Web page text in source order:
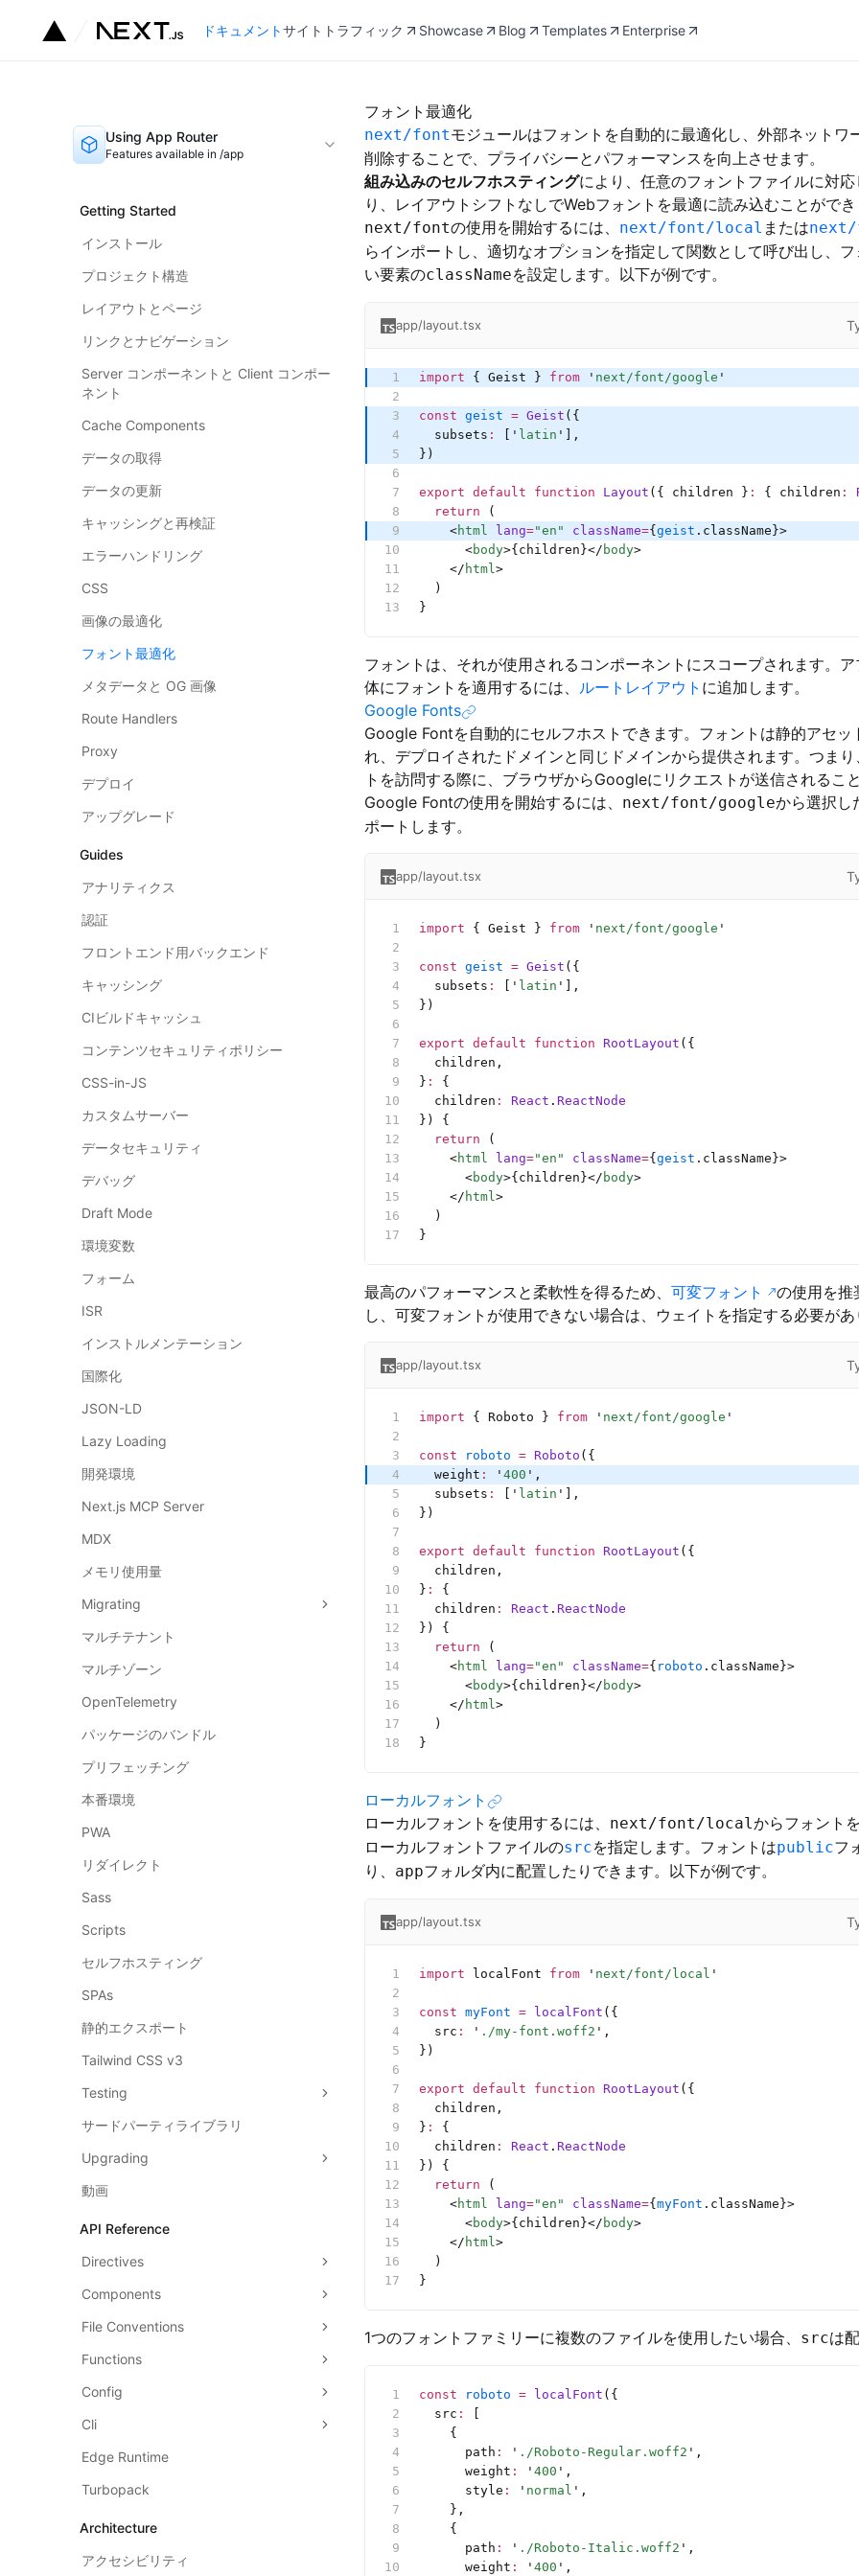
ドキュメントサイトトラフィック Showcase Blog Templates Enterprise
Using App Router
Features available in /app
Getting Started
インストール
プロジェクト構造
レイアウトとページ
リンクとナビゲーション
Server コンポーネントと Client コンポー
ネント
Cache Components
データの取得
データの更新
キャッシングと再検証
エラーハンドリング
CSS
画像の最適化
フォント最適化
メタデータと OG 画像
Route Handlers
Proxy
デプロイ
アップグレード
Guides
アナリティクス
認証
フロントエンド用バックエンド
キャッシング
CIビルドキャッシュ
コンテンツセキュリティポリシー
CSS-in-JS
カスタムサーバー
データセキュリティ
デバッグ
Draft Mode
環境変数
フォーム
ISR
インストルメンテーション
国際化
JSON-LD
Lazy Loading
開発環境
Next.js MCP Server
MDX
メモリ使用量
Migrating
マルチテナント
マルチゾーン
OpenTelemetry
パッケージのバンドル
プリフェッチング
本番環境
PWA
リダイレクト
Sass
Scripts
セルフホスティング
SPAs
静的エクスポート
Tailwind CSS v3
Testing
サードパーティライブラリ
Upgrading
動画
API Reference
Directives
Components
File Conventions
Functions
Config
Cli
Edge Runtime
Turbopack
Architecture
アクセシビリティ
フォント最適化
next/fontモジュールはフォントを自動的に最適化し、外部ネットワ
削除することで、プライバシーとパフォーマンスを向上させます。
組み込みのセルフホスティングにより、任意のフォントファイルに対応
り、レイアウトシフトなしでWebフォントを最適に読み込むことができ
next/fontの使用を開始するには、 next/font/local または
らインポートし、適切なオプションを指定して関数として呼び出し、
い要素のclassNameを設定します。以下が例です。
app/layout.tsx
import { Geist } from ' next/font/google '
const geist = Geist ({
  subsets
: ' latin '
],
})
export default function Layout ({ children } : { children :
  return
(
    <
html lang="en" className={ geist .className}>
      <
body>{children}</ body>
    </
html>
  )
}
フォントは、それが使用されるコンポーネントにスコープされます。
体にフォントを適用するには、 ルートレイアウト に追加します。
Google Fonts
Google Fontを自動的にセルフホストできます。フォントは静的アセッ
れ、デプロイされたドメインと同じドメインから提供されます。つまり
トを訪問する際に、ブラウザからGoogleにリクエストが送信されるこ
Google Fontの使用を開始するには、 next/font/googleから選択し
ポートします。
app/layout.tsx
import { Geist } from ' next/font/google '
const geist = Geist ({
  subsets
: ' latin '
],
})
export default function RootLayout ({
  children,
} :
{
  children
: React . ReactNode
}) {
  return
(
    <
html lang="en" className={ geist .className}>
      <
body>{children}</ body>
    </
html>
  )
}
最高のパフォーマンスと柔軟性を得るため、 可変フォント
の使用を推
し、可変フォントが使用できない場合は、ウェイトを指定する必要があ
app/layout.tsx
import { Roboto } from ' next/font/google '
const roboto = Roboto ({
  weight
: ' 400 ' ,
  subsets
: ' latin '
],
})
export default function RootLayout ({
  children,
} :
{
  children
: React . ReactNode
}) {
  return
(
    <
html lang="en" className={ roboto .className}>
      <
body>{children}</ body>
    </
html>
  )
}
ローカルフォント
ローカルフォントを使用するには、 next/font/localからフォント
ローカルフォントファイルのsrcを指定します。フォントはpublicフ
り、 appフォルダ内に配置したりできます。以下が例です。
app/layout.tsx
import localFont from ' next/font/local '
const myFont = localFont ({
  src
: ' ./my-font.woff2 ' ,
})
export default function RootLayout ({
  children,
} :
{
  children
: React . ReactNode
}) {
  return
(
    <
html lang="en" className={ myFont .className}>
      <
body>{children}</ body>
    </
html>
  )
}
1つのフォントファミリーに複数のファイルを使用したい場合、 srcは
const roboto = localFont ({
  src
:
    {
      path
: ' ./Roboto-Regular.woff2 ' ,
      weight
: ' 400 ' ,
      style
: ' normal ' ,
    },
    {
      path
: ' ./Roboto-Italic.woff2 ' ,
      weight
: ' 400 ' ,